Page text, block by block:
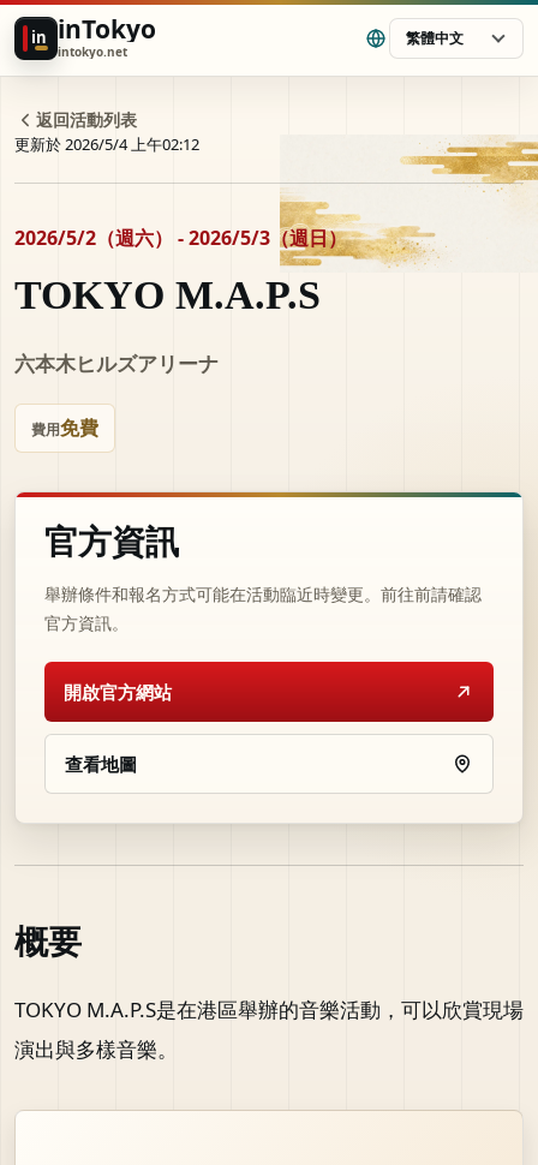
in inTokyo
intokyo.net
繁體中文
返回活動列表
更新於 2026/5/4 上午02:12
2026/5/2（週六） - 2026/5/3（週日）
TOKYO M.A.P.S
六本木ヒルズアリーナ
費用免費
官方資訊
舉辦條件和報名方式可能在活動臨近時變更。前往前請確認
官方資訊。
開啟官方網站
查看地圖
概要
TOKYO M.A.P.S是在港區舉辦的音樂活動，可以欣賞現場
演出與多樣音樂。